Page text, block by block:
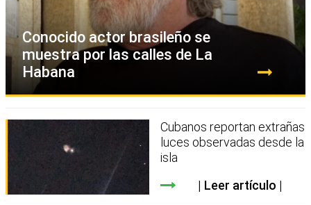
Conocido actor brasileño se
muestra por las calles de La
Habana
Cubanos reportan extrañas
luces observadas desde la
isla
Leer artículo